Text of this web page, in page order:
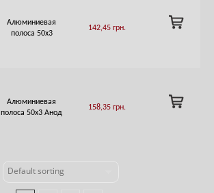
Алюминиевая
полоса 50х3
142,45 грн.
ADD
TO
Алюминиевая
полоса 50х3 Анод
158,35 грн.
ADD
TO